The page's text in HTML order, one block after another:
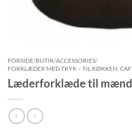
FORSIDE/BUTIK/ACCESSORIES/
FORKLÆDER MED TRYK – TIL KØKKEN,
Læderforklæde til mænd